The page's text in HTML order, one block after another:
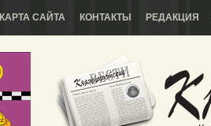
КАРТА САЙТА КОНТАКТЫ РЕДАКЦИЯ